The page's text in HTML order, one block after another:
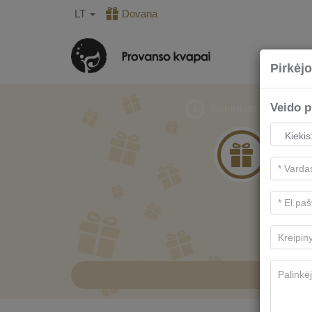
LT Dovana
Išsirinkite dovaną
Veido